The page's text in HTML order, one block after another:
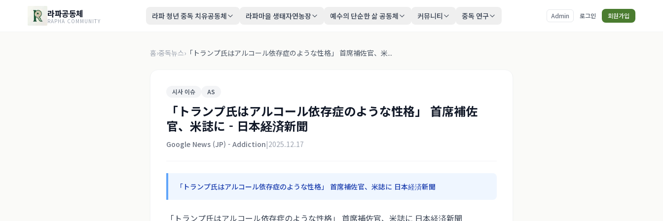
라파공동체
RAPHA COMMUNITY
라파 청년 중독 치유공동체 라파마을 생태자연농장 예수의 단순한 삶 공동체 커뮤니티 중독 연구 Admin 로그인 회원가입
홈›중독뉴스› 「トランプ氏はアルコール依存症のような性格」 首席補佐官、米...
시사 이슈 AS
「トランプ氏はアルコール依存症のような性格」 首席補佐
官、米誌に - 日本経済新聞
Google News (JP) - Addiction|2025.12.17
「トランプ氏はアルコール依存症のような性格」 首席補佐官、米誌に 日本経済新聞
「トランプ氏はアルコール依存症のような性格」 首席補佐官、米誌に 日本経済新聞